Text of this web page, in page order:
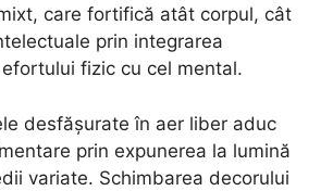
care fortifică atât corpul, cât
prin integrarea
fizic cu cel mental.
desfășurate în aer liber aduc
prin expunerea la lumină
variate. Schimbarea decorului